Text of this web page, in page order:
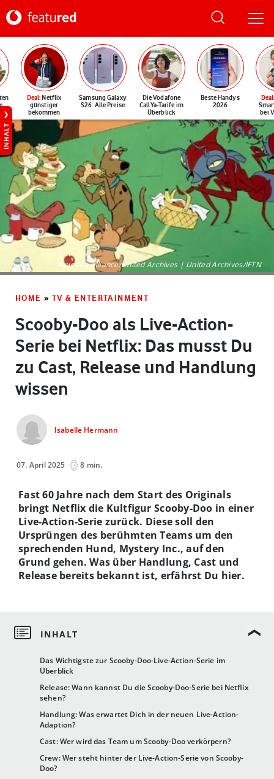
Deal: Netflix
günstiger
bekommen
Samsung Galaxy
S26: Alle Preise
Die Vodafone
CallYa-Tarife im
Überblick
Beste Handys
2026
Deal
bei
INHALT
©picture alliance/United Archives | United Archives/IFTN
HOME » TV & ENTERTAINMENT
Scooby-Doo als Live-Action-
Serie bei Netflix: Das musst Du
zu Cast, Release und Handlung
wissen
Isabelle Hermann
07. April 2025 8 min.
Das Wichtigste zur Scooby-Doo-Live-Action-Serie im
Überblick
Release: Wann kannst Du die Scooby-Doo-Serie bei Netflix
sehen?
Handlung: Was erwartet Dich in der neuen Live-Action-
Adaption?
Cast: Wer wird das Team um Scooby-Doo verkörpern?
Crew: Wer steht hinter der Live-Action-Serie von Scooby-
Doo?
Fast 60 Jahre nach dem Start des Originals
bringt Netflix die Kultfigur Scooby-Doo in einer
Live-Action-Serie zurück. Diese soll den
Ursprüngen des berühmten Teams um den
sprechenden Hund, Mystery Inc., auf den
Grund gehen. Was über Handlung, Cast und
Release bereits bekannt ist, erfährst Du hier.